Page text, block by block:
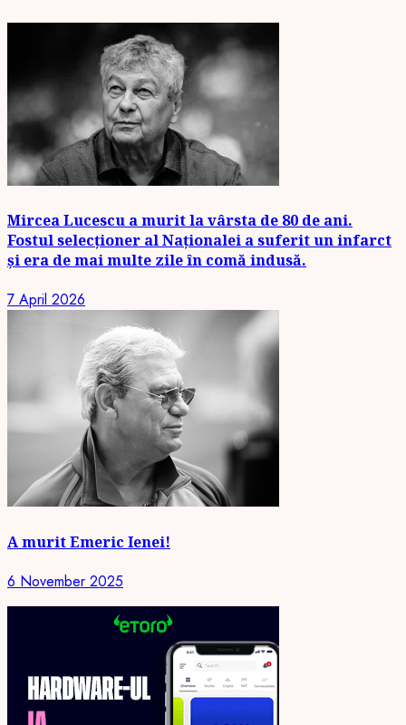
Mircea Lucescu a murit la vârsta de 80 de ani.
Fostul selecționer al Naționalei a suferit un infarct
și era de mai multe zile în comă indusă.
7 April 2026
A murit Emeric Ienei!
6 November 2025